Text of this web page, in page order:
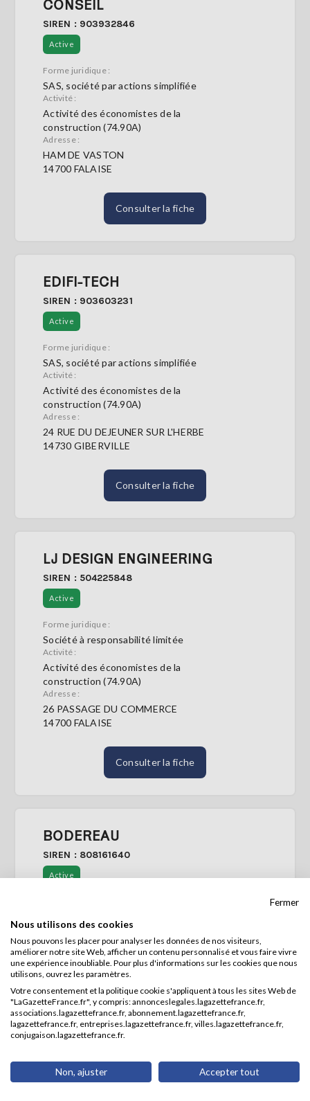
CONSEIL
SIREN : 903932846
Active
Forme juridique :
SAS, société par actions simplifiée
Activité :
Activité des économistes de la
construction (74.90A)
Adresse :
HAM DE VASTON
14700 FALAISE
Consulter la fiche
EDIFI-TECH
SIREN : 903603231
Active
Forme juridique :
SAS, société par actions simplifiée
Activité :
Activité des économistes de la
construction (74.90A)
Adresse :
24 RUE DU DEJEUNER SUR L'HERBE
14730 GIBERVILLE
Consulter la fiche
LJ DESIGN ENGINEERING
SIREN : 504225848
Active
Forme juridique :
Société à responsabilité limitée
Activité :
Activité des économistes de la
construction (74.90A)
Adresse :
26 PASSAGE DU COMMERCE
14700 FALAISE
Consulter la fiche
BODEREAU
SIREN : 808161640
Active
Activité :
Activité des économistes de la
construction (74.90A)
Adresse :
34 RUE JEAN ROMAIN
14000 CAEN
Consulter la fiche
Fermer
Nous utilisons des cookies
Nous pouvons les placer pour analyser les données de nos visiteurs,
améliorer notre site Web, afficher un contenu personnalisé et vous faire vivre
une expérience inoubliable. Pour plus d'informations sur les cookies que nous
utilisons, ouvrez les paramètres.
Votre consentement et la politique cookie s'appliquent à tous les sites Web de
"LaGazetteFrance.fr", y compris: annonceslegales.lagazettefrance.fr,
associations.lagazettefrance.fr, abonnement.lagazettefrance.fr,
lagazettefrance.fr, entreprises.lagazettefrance.fr, villes.lagazettefrance.fr,
conjugaison.lagazettefrance.fr.
Non, ajuster Accepter tout